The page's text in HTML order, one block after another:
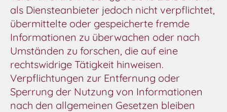
als Diensteanbieter jedoch nicht verpflichtet,
übermittelte oder gespeicherte fremde
Informationen zu überwachen oder nach
Umständen zu forschen, die auf eine
rechtswidrige Tätigkeit hinweisen.
Verpflichtungen zur Entfernung oder
Sperrung der Nutzung von Informationen
nach den allgemeinen Gesetzen bleiben